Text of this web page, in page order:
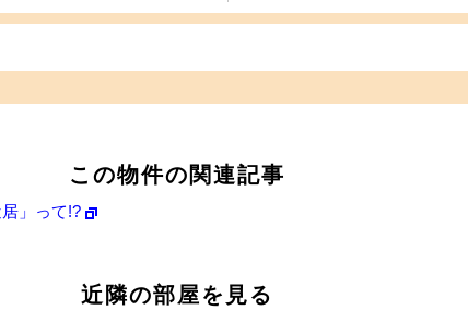
この物件の関連記事
」って!?
近隣の部屋を見る